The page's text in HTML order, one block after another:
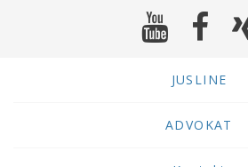
JUSLINE
ADVOKAT